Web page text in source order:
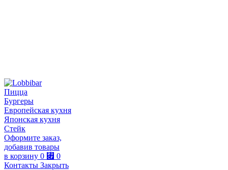
Пицца
Бургеры
Европейская кухня
Японская кухня
Стейк
Оформите заказ,
добавив товары
в корзину 0 ⃏ 0
Контакты Закрыть